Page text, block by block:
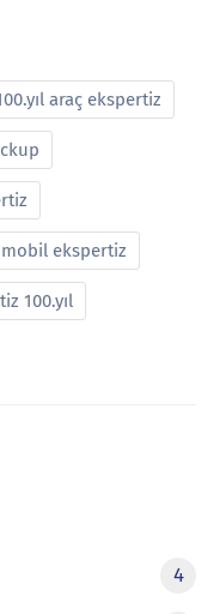
araç ekspertiz
ekspertiz
100.yıl
4